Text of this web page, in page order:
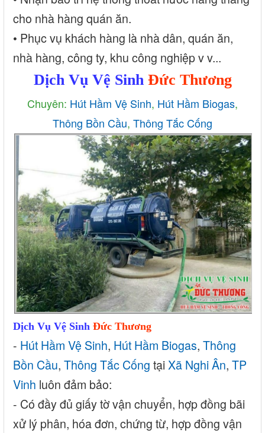
cho nhà hàng quán ăn.
• Phục vụ khách hàng là nhà dân, quán ăn,
nhà hàng, công ty, khu công nghiệp v v...
Dịch Vụ Vệ Sinh Đức Thương
Chuyên: Hút Hầm Vệ Sinh, Hút Hầm Biogas,
Thông Bồn Cầu, Thông Tắc Cống
Dịch Vụ Vệ Sinh Đức Thương
- Hút Hầm Vệ Sinh, Hút Hầm Biogas, Thông
Bồn Cầu, Thông Tắc Cống tạiXã Nghi Ân, TP
Vinh luôn đảm bảo:
- Có đầy đủ giấy tờ vận chuyển, hợp đồng bãi
xử lý phân, hóa đơn, chứng từ, hợp đồng vận